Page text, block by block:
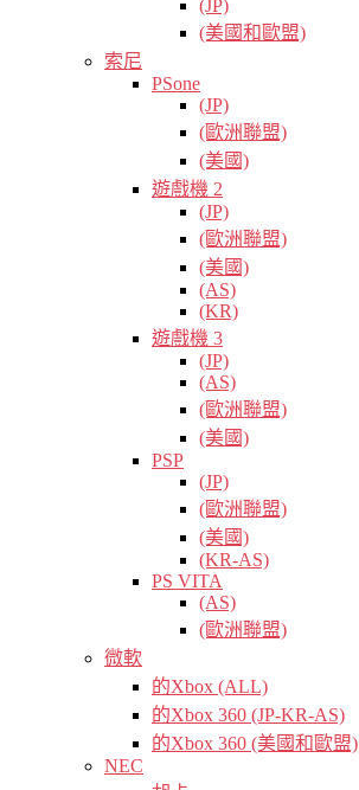
(JP)
(美國和歐盟)
索尼
PSone
(JP)
(歐洲聯盟)
(美國)
遊戲機 2
(JP)
(歐洲聯盟)
(美國)
(AS)
(KR)
遊戲機 3
(JP)
(AS)
(歐洲聯盟)
(美國)
PSP
(JP)
(歐洲聯盟)
(美國)
(KR-AS)
PS VITA
(AS)
(歐洲聯盟)
微軟
的Xbox (ALL)
的Xbox 360 (JP-KR-AS)
的Xbox 360 (美國和歐盟)
NEC